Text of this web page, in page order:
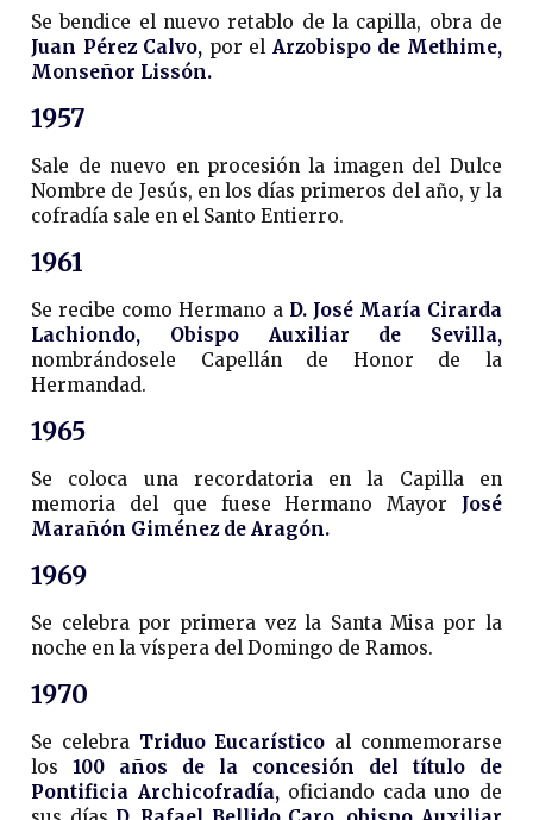
Se bendice el nuevo retablo de la capilla, obra de
Juan Pérez Calvo, por el Arzobispo de Methime,
Monseñor Lissón.
1957
Sale de nuevo en procesión la imagen del Dulce
Nombre de Jesús, en los días primeros del año, y la
cofradía sale en el Santo Entierro.
1961
Se recibe como Hermano a D. José María Cirarda
Lachiondo, Obispo Auxiliar de Sevilla,
nombrándosele Capellán de Honor de la
Hermandad.
1965
Se coloca una recordatoria en la Capilla en
memoria del que fuese Hermano Mayor José
Marañón Giménez de Aragón.
1969
Se celebra por primera vez la Santa Misa por la
noche en la víspera del Domingo de Ramos.
1970
Se celebra Triduo Eucarístico al conmemorarse
los100 años de la concesión del título de
Pontificia Archicofradía,oficiando cada uno de